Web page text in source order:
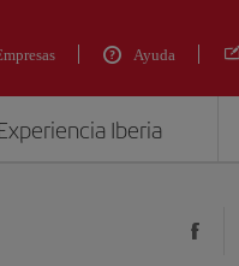
Ayuda
Iberia